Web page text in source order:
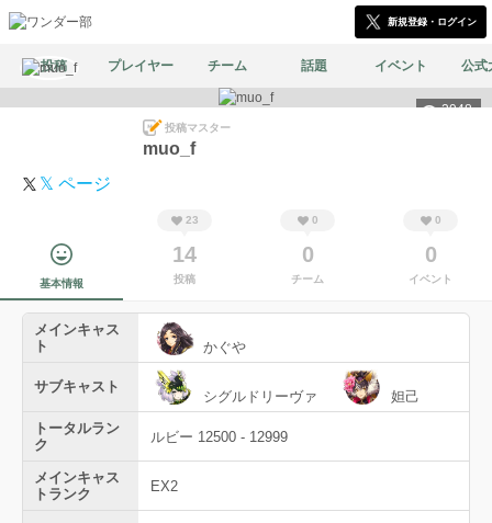
新規登録・ログイン
投稿 プレイヤー チーム 話題 イベント 公式
2948
投稿マスター
muo_f
𝕏 ページ
基本情報
23
14
投稿
0
0
チーム
0
0
イベント
メインキャス
ト
かぐや
サブキャスト
シグルドリーヴァ
妲己
トータルラン
ク
ルビー 12500 - 12999
メインキャス
トランク
EX2